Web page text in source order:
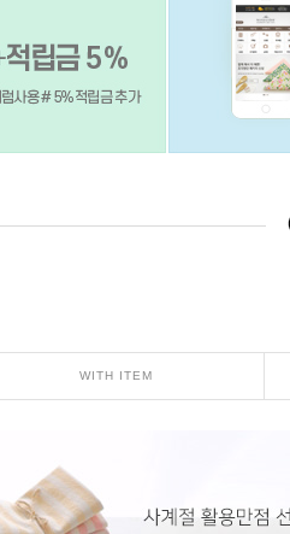
WITH ITEM